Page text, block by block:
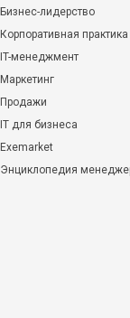
Бизнес-лидерство
Корпоративная практика
IT-менеджмент
Маркетинг
Продажи
IT для бизнеса
Exemarket
Энциклопедия